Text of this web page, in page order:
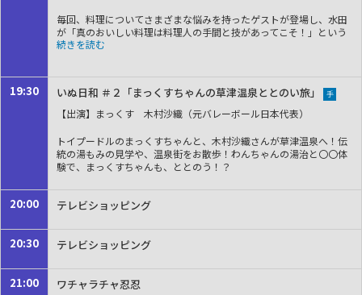
毎回、料理についてさまざまな悩みを持ったゲストが登場し、水田
が「真のおいしい料理は料理人の手間と技があってこそ！」という
思いのもと、ゲストの要望に応えたり応えなかったりしながら厳し
19:30 いぬ日和 ＃２「まっくすちゃんの草津温泉ととのい旅」 手
【出演】まっくす 木村沙織（元バレーボール日本代表）
トイプードルのまっくすちゃんと、木村沙織さんが草津温泉へ！伝
統の湯もみの見学や、温泉街をお散歩！わんちゃんの湯治と〇〇体
験で、まっくすちゃんも、ととのう！？
20:00 テレビショッピング
20:30 テレビショッピング
21:00 ワチャラチャ忍忍